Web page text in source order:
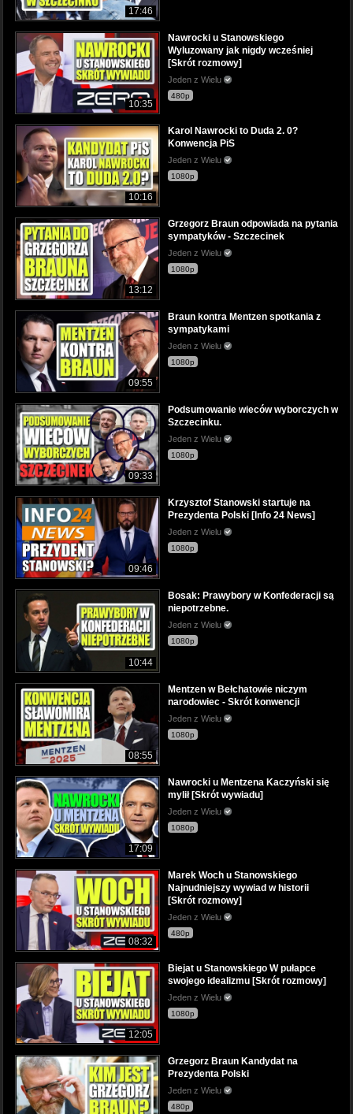
17:46
10:35
Nawrocki u Stanowskiego
Wyluzowany jak nigdy wcześniej
[Skrót rozmowy]
Jeden z Wielu
480p
10:16
Karol Nawrocki to Duda 2. 0?
Konwencja PiS
Jeden z Wielu
1080p
13:12
Grzegorz Braun odpowiada na pytania
sympatyków - Szczecinek
Jeden z Wielu
1080p
09:55
Braun kontra Mentzen spotkania z
sympatykami
Jeden z Wielu
1080p
09:33
Podsumowanie wieców wyborczych w
Szczecinku.
Jeden z Wielu
1080p
09:46
Krzysztof Stanowski startuje na
Prezydenta Polski [Info 24 News]
Jeden z Wielu
1080p
10:44
Bosak: Prawybory w Konfederacji są
niepotrzebne.
Jeden z Wielu
1080p
08:55
Mentzen w Bełchatowie niczym
narodowiec - Skrót konwencji
Jeden z Wielu
1080p
17:09
Nawrocki u Mentzena Kaczyński się
mylił [Skrót wywiadu]
Jeden z Wielu
1080p
08:32
Marek Woch u Stanowskiego
Najnudniejszy wywiad w historii
[Skrót rozmowy]
Jeden z Wielu
480p
12:05
Biejat u Stanowskiego W pułapce
swojego idealizmu [Skrót rozmowy]
Jeden z Wielu
1080p
Grzegorz Braun Kandydat na
Prezydenta Polski
Jeden z Wielu
480p